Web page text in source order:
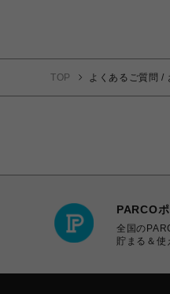
TOP よくあるご質問 /
PARCO
全国の
貯まる＆使